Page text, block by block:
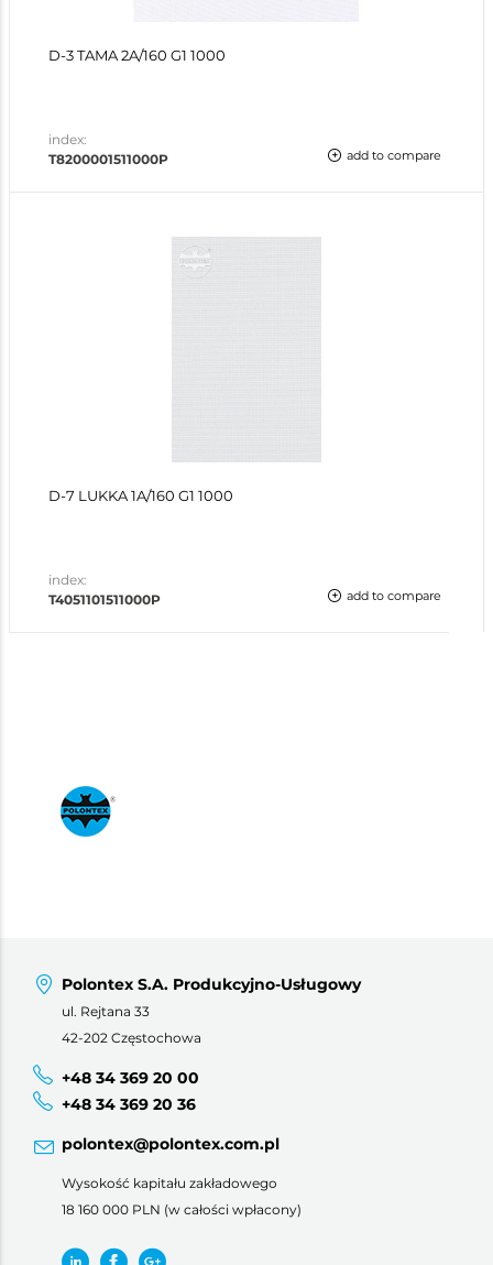
D-3 TAMA 2A/160 G1 1000
index:
T8200001511000P
add to compare
D-7 LUKKA 1A/160 G1 1000
index:
T4051101511000P
add to compare
Polontex S.A. Produkcyjno-Usługowy
ul. Rejtana 33
42-202 Częstochowa
+48 34 369 20 00
+48 34 369 20 36
polontex@polontex.com.pl
Wysokość kapitału zakładowego
18 160 000 PLN (w całości wpłacony)